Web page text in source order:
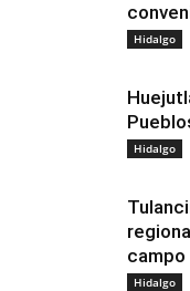
Hidalgo
Hidalgo
campo
Hidalgo